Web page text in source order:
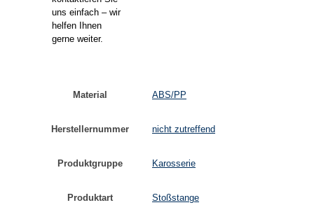
uns einfach – wir
helfen Ihnen
gerne weiter.
Material ABS/PP
Herstellernummer nicht zutreffend
Produktgruppe Karosserie
Produktart Stoßstange